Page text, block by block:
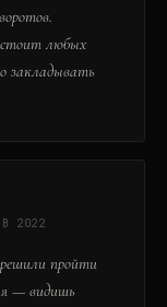
любых
закладывать
В 2022
пройти
— видишь